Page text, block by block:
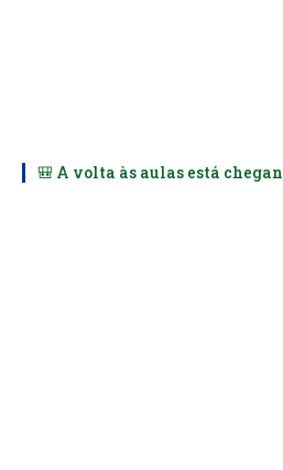
🎒 A volta às aulas está